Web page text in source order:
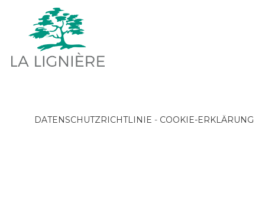
IT
DE
DATENSCHUTZRICHTLINIE - COOKIE-ERKLÄRUNG